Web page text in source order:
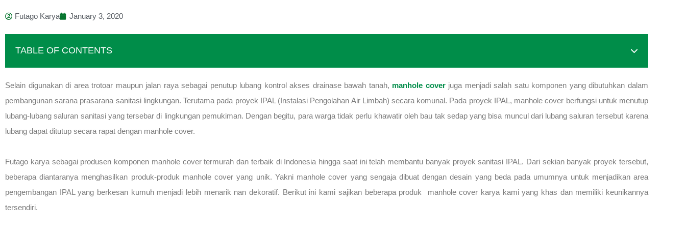
Futago Karya January 3, 2020
TABLE OF CONTENTS
Selain digunakan di area trotoar maupun jalan raya sebagai penutup lubang kontrol akses drainase bawah tanah, manhole coverjuga menjadi salah satu komponen yang dibutuhkan dalam
pembangunan sarana prasarana sanitasi lingkungan. Terutama pada proyek IPAL (Instalasi Pengolahan Air Limbah) secara komunal. Pada proyek IPAL, manhole cover berfungsi untuk menutup
lubang-lubang saluran sanitasi yang tersebar di lingkungan pemukiman. Dengan begitu, para warga tidak perlu khawatir oleh bau tak sedap yang bisa muncul dari lubang saluran tersebut karena
lubang dapat ditutup secara rapat dengan manhole cover.
Futago karya sebagai produsen komponen manhole cover termurah dan terbaik di Indonesia hingga saat ini telah membantu banyak proyek sanitasi IPAL. Dari sekian banyak proyek tersebut,
beberapa diantaranya menghasilkan produk-produk manhole cover yang unik. Yakni manhole cover yang sengaja dibuat dengan desain yang beda pada umumnya untuk menjadikan area
pengembangan IPAL yang berkesan kumuh menjadi lebih menarik nan dekoratif. Berikut ini kami sajikan beberapa produk manhole cover karya kami yang khas dan memiliki keunikannya
tersendiri.